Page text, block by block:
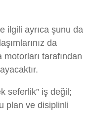
ilgili ayrıca şunu da
da
tarafından
seferlik” iş değil;
plan ve disiplinli